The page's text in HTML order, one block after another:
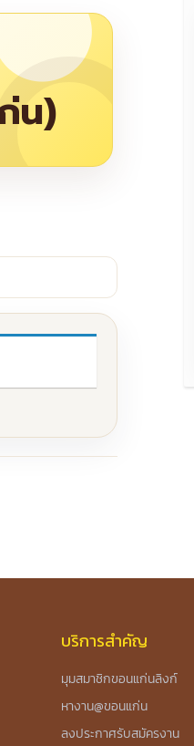
น)
บริการสำคัญ
มุมสมาชิกขอนแก่นลิงก์
หางาน@ขอนแก่น
ลงประกาศรับสมัครงาน